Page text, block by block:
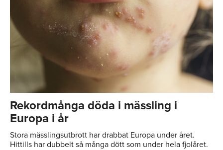
Rekordmånga döda i mässling i
Europa i år
Stora mässlingsutbrott har drabbat Europa under året.
Hittills har dubbelt så många dött som under hela fjolåret.